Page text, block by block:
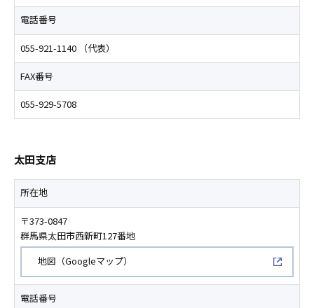
電話番号
055-921-1140 （代表）
FAX番号
055-929-5708
太田支店
所在地
〒373-0847
群馬県太田市西新町127番地
地図（Googleマップ）
電話番号